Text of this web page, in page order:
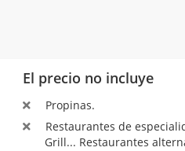
El precio no incluye
Propinas.
Restaurantes de
Grill... Restaurantes